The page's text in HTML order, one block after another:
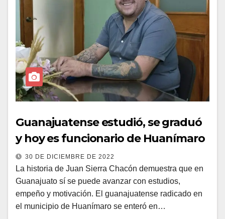
Guanajuatense estudió, se graduó
y hoy es funcionario de Huanímaro
30 DE DICIEMBRE DE 2022
La historia de Juan Sierra Chacón demuestra que en
Guanajuato sí se puede avanzar con estudios,
empeño y motivación. El guanajuatense radicado en
el municipio de Huanímaro se enteró en…